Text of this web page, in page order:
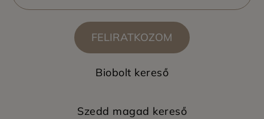
FELIRATKOZOM
Biobolt kereső
Szedd magad kereső